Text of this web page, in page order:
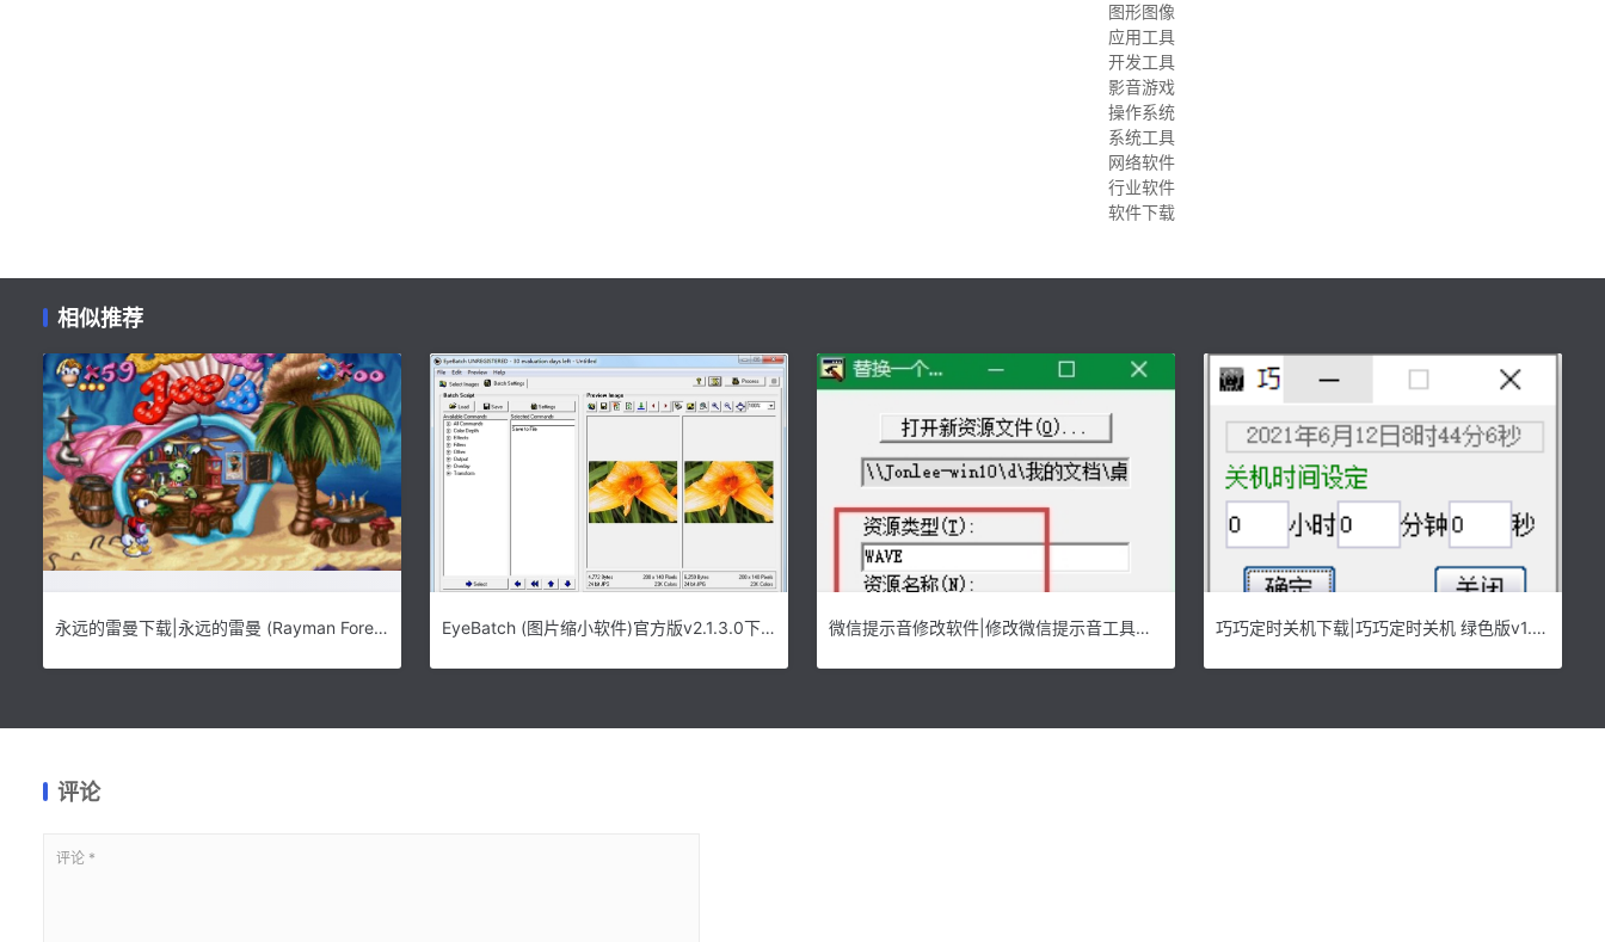
图形图像
应用工具
开发工具
影音游戏
操作系统
系统工具
网络软件
行业软件
软件下载
相似推荐
永远的雷曼下载|永远的雷曼 (Rayman Forever)硬盘版下载 EyeBatch (图片缩小软件)官方版v2.1.3.0下载 微信提示音修改软件|修改微信提示音工具包 免费版下载 巧巧定时关机下载|巧巧定时关机 绿色版v1.0下载
评论